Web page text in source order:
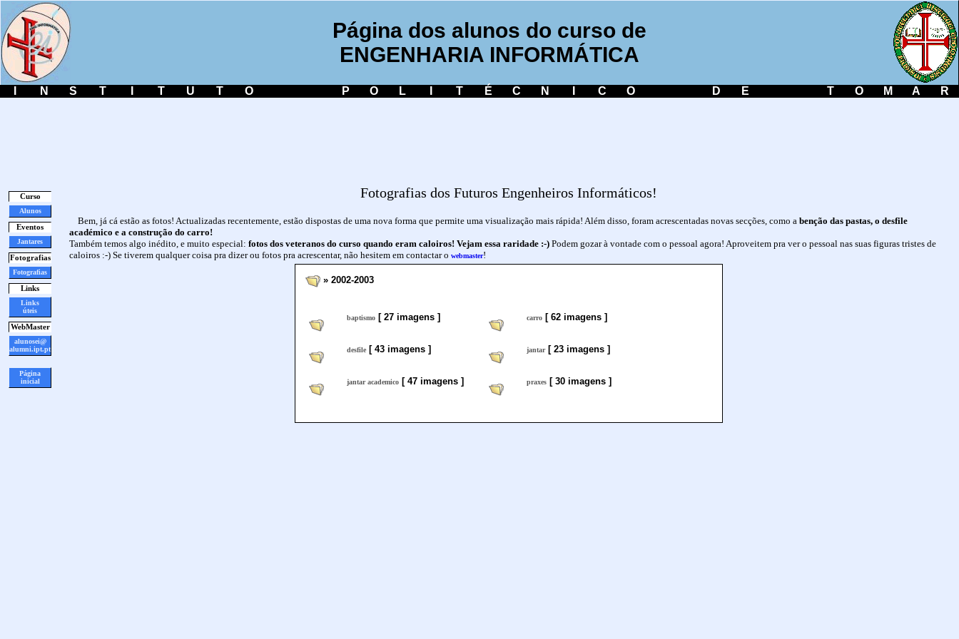
Página dos alunos do curso de
ENGENHARIA INFORMÁTICA
N S T T U T O P O L T É C N C O D E T O M A R
Curso
Alunos
Eventos
Jantares
Fotografias
Fotografias
Links
Links
úteis
WebMaster
alunosei@
alumni.ipt.pt
Página
inicial
Fotografias dos Futuros Engenheiros Informáticos!
Bem, já cá estão as fotos! Actualizadas recentemente, estão dispostas de uma nova forma que permite uma visualização mais rápida! Além disso, foram acrescentadas novas secções, como a benção das pastas, o desfile
académico e a construção do carro!
Também temos algo inédito, e muito especial: fotos dos veteranos do curso quando eram caloiros! Vejam essa raridade :-) Podem gozar à vontade com o pessoal agora! Aproveitem pra ver o pessoal nas suas figuras tristes de
caloiros :-) Se tiverem qualquer coisa pra dizer ou fotos pra acrescentar, não hesitem em contactar o webmaster!
» 2002-2003
baptismo [ 27 imagens ] carro [ 62 imagens ]
desfile [ 43 imagens ] jantar[ 23 imagens ]
jantar academico [ 47 imagens ] praxes [ 30 imagens ]